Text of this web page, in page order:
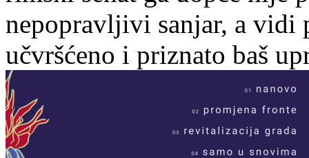
nepopravljivi sanjar, a vidi
učvršćeno i priznato baš